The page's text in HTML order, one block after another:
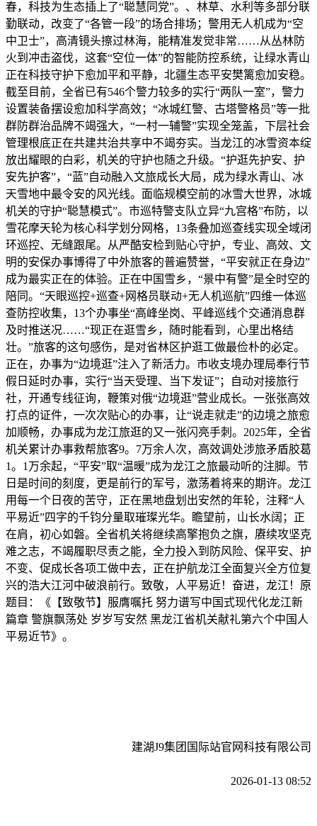
春，科技为生态插上了“聪慧同党”。、林草、水利等多部分联
勤联动，改变了“各管一段”的场合排场；警用无人机成为“空
中卫士”，高清镜头擦过林海，能精准发觉非常……从丛林防
火到冲击盗伐，这套“空位一体”的智能防控系统，让绿水青山
正在科技守护下愈加平和平静，北疆生态平安樊篱愈加安稳。
截至目前，全省已有546个警力较多的实行“两队一室”，警力
设置装备摆设愈加科学高效；“冰城红警、古塔警格员”等一批
群防群治品牌不竭强大，“一村一辅警”实现全笼盖，下层社会
管理根底正在共建共治共享中不竭夯实。当龙江的冰雪资本绽
放出耀眼的白彩，机关的守护也随之升级。“护逛先护安、护
安先护客”，“蓝”自动融入文旅成长大局，成为绿水青山、冰
天雪地中最令安的风光线。面临规模空前的冰雪大世界，冰城
机关的守护“聪慧模式”。市巡特警支队立异“九宫格”布防，以
雪花摩天轮为核心科学划分网格，13条叠加巡查线实现全域闭
环巡控、无缝跟尾。从严酷安检到贴心守护，专业、高效、文
明的安保办事博得了中外旅客的普遍赞誉，“平安就正在身边”
成为最实正在的体验。正在中国雪乡，“景中有警”是全时空的
陪同。“天眼巡控+巡查+网格员联动+无人机巡航”四维一体巡
查防控收集，13个办事坐“高峰坐岗、平峰巡线个交通消息群
及时推送况……“现正在逛雪乡，随时能看到，心里出格结
壮。”旅客的这句感伤，是对省林区护逛工做最俭朴的必定。
正在，办事为“边境逛”注入了新活力。市收支境办理局奉行节
假日延时办事，实行“当天受理、当下发证”；自动对接旅行
社，开通专线征询，鞭策对俄“边境逛”营业成长。一张张高效
打点的证件，一次次贴心的办事，让“说走就走”的边境之旅愈
加顺畅，办事成为龙江旅逛的又一张闪亮手刺。2025年，全省
机关累计办事救帮旅客9。7万余人次，高效调处涉旅矛盾胶葛
1。1万余起，“平安”取“温暖”成为龙江之旅最动听的注脚。节
日是时间的刻度，更是前行的军号，激荡着将来的期许。龙江
用每一个日夜的苦守，正在黑地盘划出安然的年轮，注释“人
平易近”四字的千钧分量取璀璨光华。瞻望前，山长水阔；正
在肩，初心如磐。全省机关将继续高擎抱负之旗，赓续攻坚克
难之志，不竭履职尽责之能，全力投入到防风险、保平安、护
不变、促成长各项工做中去，正在护航龙江全面复兴全方位复
兴的浩大江河中破浪前行。致敬，人平易近！奋进，龙江！原
题目：《【致敬节】服膺嘱托 努力谱写中国式现代化龙江新
篇章 警旗飘荡处 岁岁写安然 黑龙江省机关献礼第六个中国人
平易近节》。
建湖J9集团国际站官网科技有限公司
2026-01-13 08:52